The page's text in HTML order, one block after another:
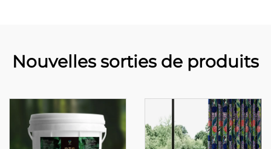
Nouvelles sorties de produits